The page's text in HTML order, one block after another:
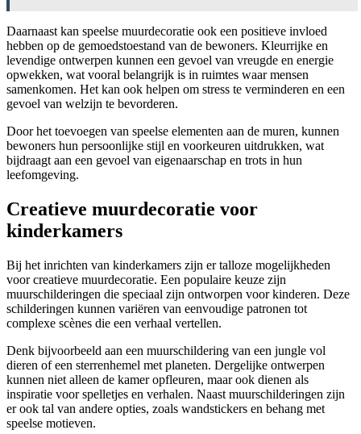
Daarnaast kan speelse muurdecoratie ook een positieve invloed
hebben op de gemoedstoestand van de bewoners. Kleurrijke en
levendige ontwerpen kunnen een gevoel van vreugde en energie
opwekken, wat vooral belangrijk is in ruimtes waar mensen
samenkomen. Het kan ook helpen om stress te verminderen en een
gevoel van welzijn te bevorderen.
Door het toevoegen van speelse elementen aan de muren, kunnen
bewoners hun persoonlijke stijl en voorkeuren uitdrukken, wat
bijdraagt aan een gevoel van eigenaarschap en trots in hun
leefomgeving.
Creatieve muurdecoratie voor
kinderkamers
Bij het inrichten van kinderkamers zijn er talloze mogelijkheden
voor creatieve muurdecoratie. Een populaire keuze zijn
muurschilderingen die speciaal zijn ontworpen voor kinderen. Deze
schilderingen kunnen variëren van eenvoudige patronen tot
complexe scènes die een verhaal vertellen.
Denk bijvoorbeeld aan een muurschildering van een jungle vol
dieren of een sterrenhemel met planeten. Dergelijke ontwerpen
kunnen niet alleen de kamer opfleuren, maar ook dienen als
inspiratie voor spelletjes en verhalen. Naast muurschilderingen zijn
er ook tal van andere opties, zoals wandstickers en behang met
speelse motieven.